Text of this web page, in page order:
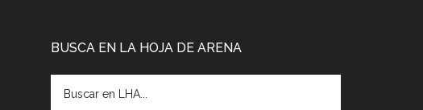
BUSCA EN LA HOJA DE ARENA